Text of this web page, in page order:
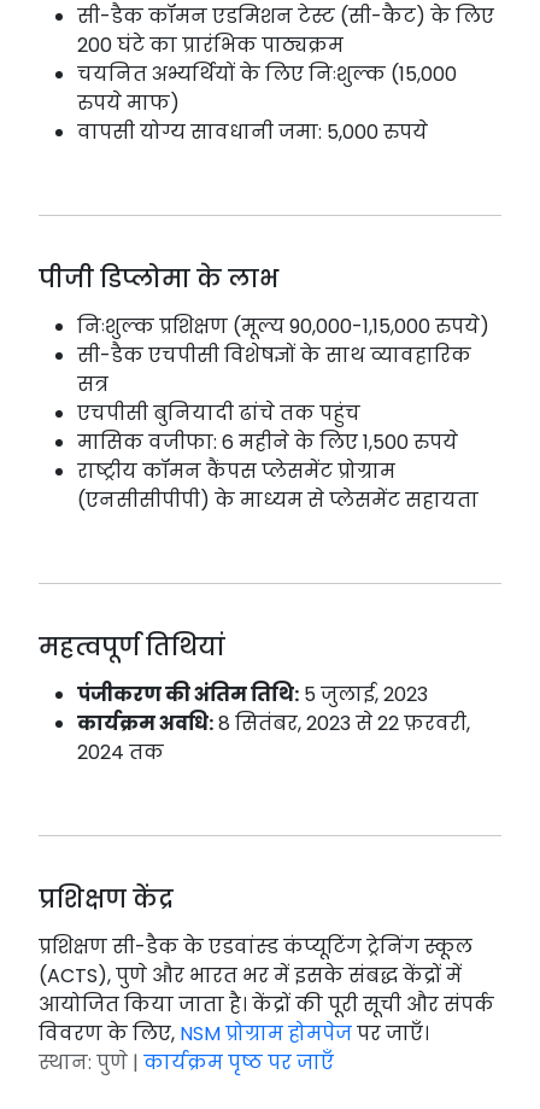
सी-डैक कॉमन एडमिशन टेस्ट (सी-कैट) के लिए
200 घंटे का प्रारंभिक पाठ्यक्रम
चयनित अभ्यर्थियों के लिए निःशुल्क (15,000
रुपये माफ)
वापसी योग्य सावधानी जमा: 5,000 रुपये
पीजी डिप्लोमा के लाभ
निःशुल्क प्रशिक्षण (मूल्य 90,000-1,15,000 रुपये)
सी-डैक एचपीसी विशेषज्ञों के साथ व्यावहारिक
सत्र
एचपीसी बुनियादी ढांचे तक पहुंच
मासिक वजीफा: 6 महीने के लिए 1,500 रुपये
राष्ट्रीय कॉमन कैंपस प्लेसमेंट प्रोग्राम
(एनसीसीपीपी) के माध्यम से प्लेसमेंट सहायता
महत्वपूर्ण तिथियां
पंजीकरण की अंतिम तिथि: 5 जुलाई, 2023
कार्यक्रम अवधि:8 सितंबर, 2023 से 22 फ़रवरी,
2024 तक
प्रशिक्षण केंद्र
प्रशिक्षण सी-डैक के एडवांस्ड कंप्यूटिंग ट्रेनिंग स्कूल
(ACTS), पुणे और भारत भर में इसके संबद्ध केंद्रों में
आयोजित किया जाता है। केंद्रों की पूरी सूची और संपर्क
विवरण के लिए, NSM प्रोग्राम होमपेजपर जाएँ।
स्थान: पुणे | कार्यक्रम पृष्ठ पर जाएँ